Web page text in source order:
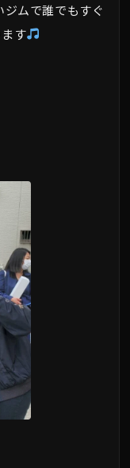
ムで誰でもすぐ
す